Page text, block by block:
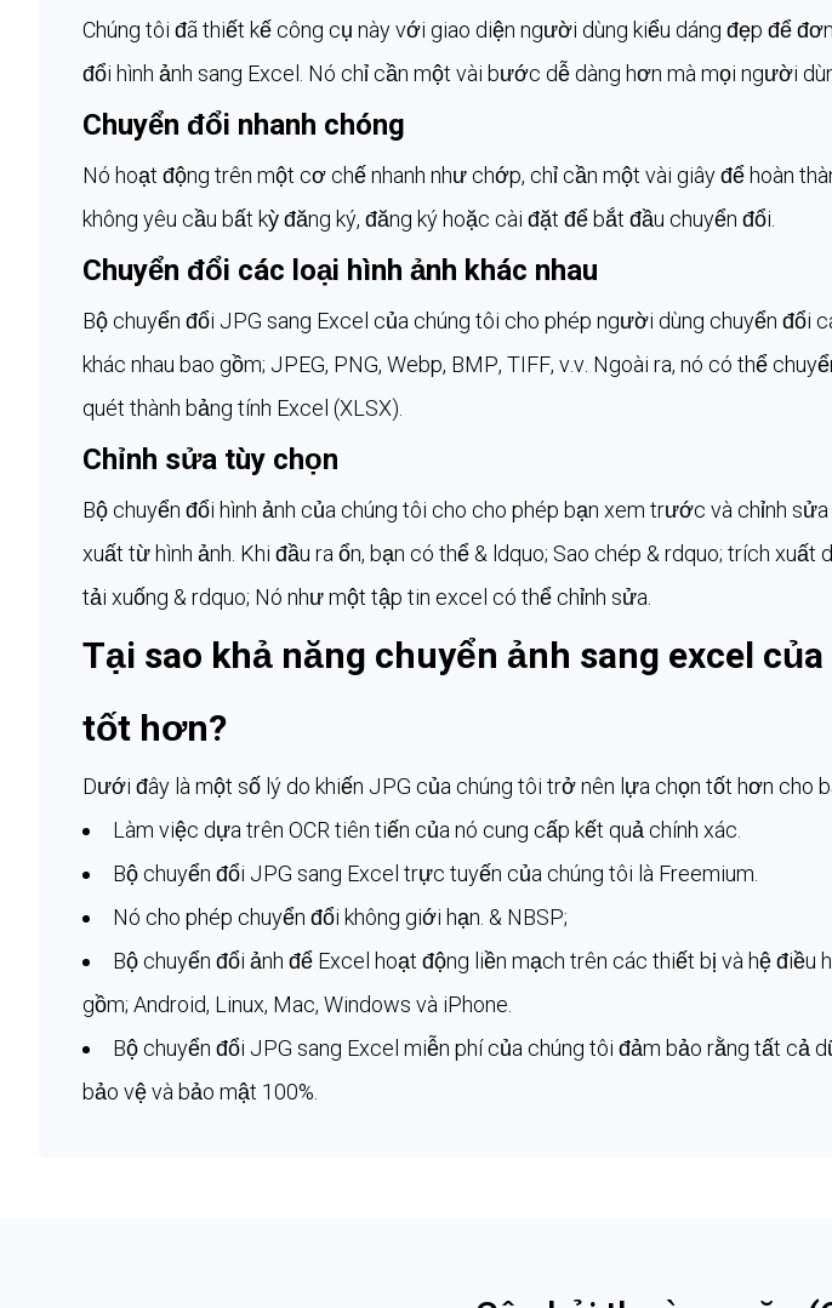
Chúng tôi đã thiết kế công cụ này với giao diện người dùng kiểu dáng đẹp để
đổi hình ảnh sang Excel. Nó chỉ cần một vài bước dễ dàng hơn mà mọi người
Chuyển đổi nhanh chóng
Nó hoạt động trên một cơ chế nhanh như chớp, chỉ cần một vài giây để hoàn
không yêu cầu bất kỳ đăng ký, đăng ký hoặc cài đặt để bắt đầu chuyển đổi.
Chuyển đổi các loại hình ảnh khác nhau
Bộ chuyển đổi JPG sang Excel của chúng tôi cho phép người dùng chuyển đổi
khác nhau bao gồm; JPEG, PNG, Webp, BMP, TIFF, v.v. Ngoài ra, nó có thể
quét thành bảng tính Excel (XLSX).
Chỉnh sửa tùy chọn
Bộ chuyển đổi hình ảnh của chúng tôi cho cho phép bạn xem trước và chỉnh
xuất từ ​​hình ảnh. Khi đầu ra ổn, bạn có thể & ldquo; Sao chép & rdquo; trích xuất
tải xuống & rdquo; Nó như một tập tin excel có thể chỉnh sửa.
Tại sao khả năng chuyển ảnh sang excel
tốt hơn?
Dưới đây là một số lý do khiến JPG của chúng tôi trở nên lựa chọn tốt hơn cho
Làm việc dựa trên OCR tiên tiến của nó cung cấp kết quả chính xác.
Bộ chuyển đổi JPG sang Excel trực tuyến của chúng tôi là Freemium.
Nó cho phép chuyển đổi không giới hạn. & NBSP;
Bộ chuyển đổi ảnh để Excel hoạt động liền mạch trên các thiết bị và hệ điều
gồm; Android, Linux, Mac, Windows và iPhone.
Bộ chuyển đổi JPG sang Excel miễn phí của chúng tôi đảm bảo rằng tất cả
bảo vệ và bảo mật 100%.